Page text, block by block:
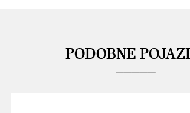
PODOBNE